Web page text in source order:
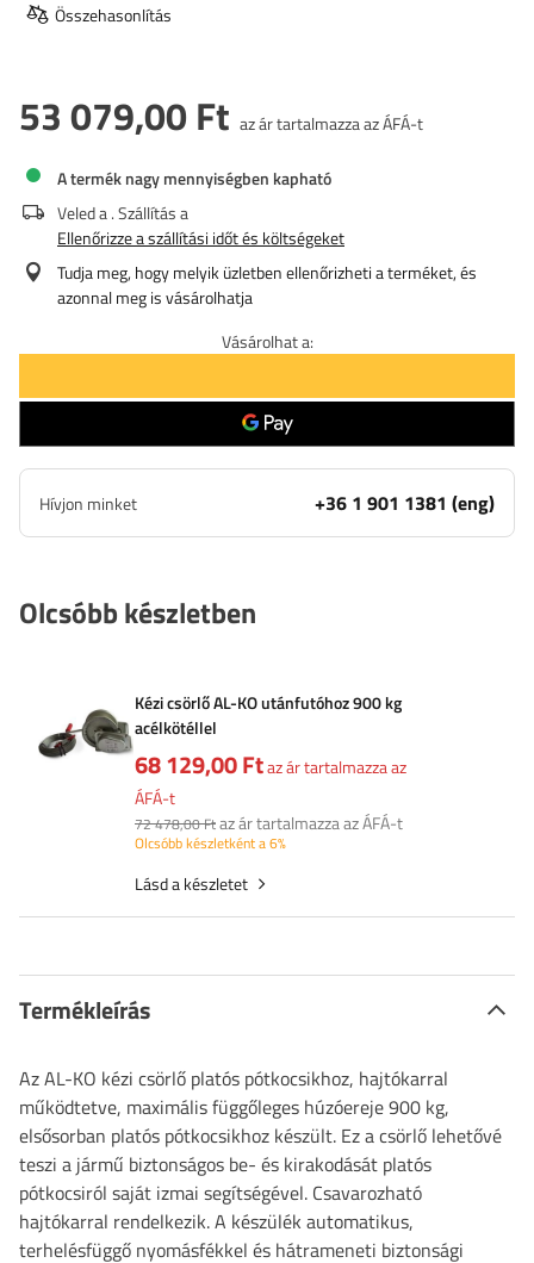
Összehasonlítás
53 079,00 Ft az ár tartalmazza az ÁFÁ-t
A termék nagy mennyiségben kapható
Veled a. Szállítás a
Ellenőrizze a szállítási időt és költségeket
Tudja meg, hogy melyik üzletben ellenőrizheti a terméket, és
azonnal meg is vásárolhatja
Vásárolhat a:
Hívjon minket +36 1 901 1381 (eng)
Olcsóbb készletben
Kézi csörlő AL-KO utánfutóhoz 900 kg
acélkötéllel
68 129,00 Ftaz ár tartalmazza az
ÁFÁ-t
72 478,00 Ftaz ár tartalmazza az ÁFÁ-t
Olcsóbb készletként a 6%
Lásd a készletet
Termékleírás
Az AL-KO kézi csörlő platós pótkocsikhoz, hajtókarral
működtetve, maximális függőleges húzóereje 900 kg,
elsősorban platós pótkocsikhoz készült. Ez a csörlő lehetővé
teszi a jármű biztonságos be- és kirakodását platós
pótkocsiról saját izmai segítségével. Csavarozható
hajtókarral rendelkezik. A készülék automatikus,
terhelésfüggő nyomásfékkel és hátrameneti biztonsági